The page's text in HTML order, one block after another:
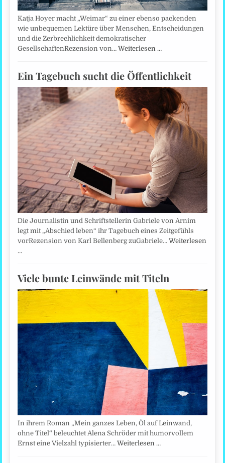
Katja Hoyer macht „Weimar“ zu einer ebenso packenden
wie unbequemen Lektüre über Menschen, Entscheidungen
und die Zerbrechlichkeit demokratischer
GesellschaftenRezension von…Weiterlesen …
Ein Tagebuch sucht die Öffentlichkeit
Die Journalistin und Schriftstellerin Gabriele von Arnim
legt mit „Abschied leben“ ihr Tagebuch eines Zeitgefühls
vorRezension von Karl Bellenberg zuGabriele…Weiterlesen
…
Viele bunte Leinwände mit Titeln
In ihrem Roman „Mein ganzes Leben, Öl auf Leinwand,
ohne Titel“ beleuchtet Alena Schröder mit humorvollem
Ernst eine Vielzahl typisierter…Weiterlesen …